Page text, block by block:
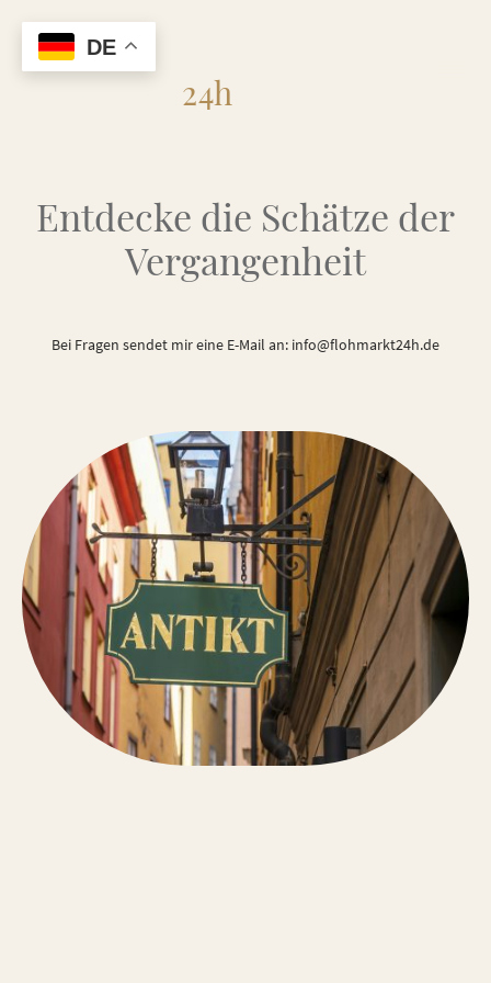
24h
Entdecke die Schätze der
Vergangenheit
Bei Fragen sendet mir eine E-Mail an: info@flohmarkt24h.de
DE